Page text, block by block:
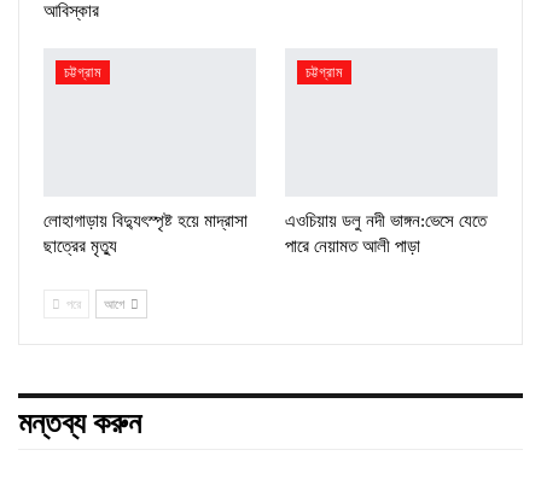
আবিস্কার
চট্টগ্রাম
লোহাগাড়ায় বিদ্যুৎস্পৃষ্ট হয়ে মাদ্রাসা
ছাত্রের মৃত্যু
চট্টগ্রাম
এওচিয়ায় ডলু নদী ভাঙ্গন:ভেসে যেতে
পারে নেয়ামত আলী পাড়া
পরে আগে
মন্তব্য করুন